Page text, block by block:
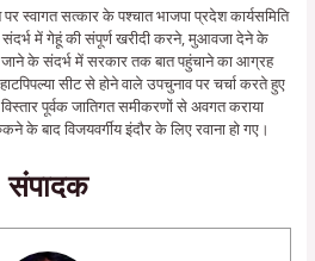
स्वागत सत्कार के पश्चात भाजपा प्रदेश कार्यसमिति
संदर्भ में गेहूं की संपूर्ण खरीदी करने, मुआवजा देने के
जाने के संदर्भ में सरकार तक बात पहुंचाने का आग्रह
सीट से होने वाले उपचुनाव पर चर्चा करते हुए
विस्तार पूर्वक जातिगत समीकरणों से अवगत कराया
बाद विजयवर्गीय इंदौर के लिए रवाना हो गए।
संपादक